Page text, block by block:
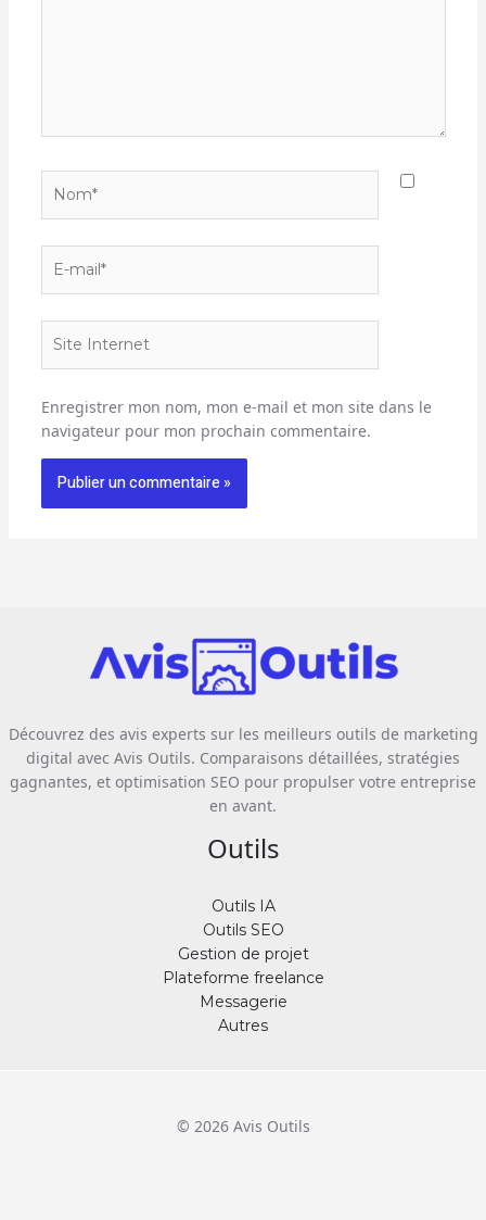
mail*
Internet
Enregistrer mon nom, mon e-mail et mon site dans le
navigateur pour mon prochain commentaire.
Découvrez des avis experts sur les meilleurs outils de marketing
digital avec Avis Outils. Comparaisons détaillées, stratégies
gagnantes, et optimisation SEO pour propulser votre entreprise
en avant.
Outils
Outils IA
Outils SEO
Gestion de projet
Plateforme freelance
Messagerie
Autres
© 2026 Avis Outils